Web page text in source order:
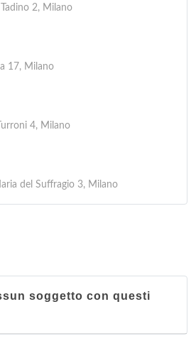
2, Milano
17, Milano
4, Milano
del Suffragio 3, Milano
soggetto con questi